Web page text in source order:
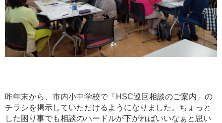
昨年末から、市内小中学校で「HSC巡回相談のご案内」の
チラシを掲示していただけるようになりました。ちょっと
した困り事でも相談のハードルが下がればいいなぁと思い